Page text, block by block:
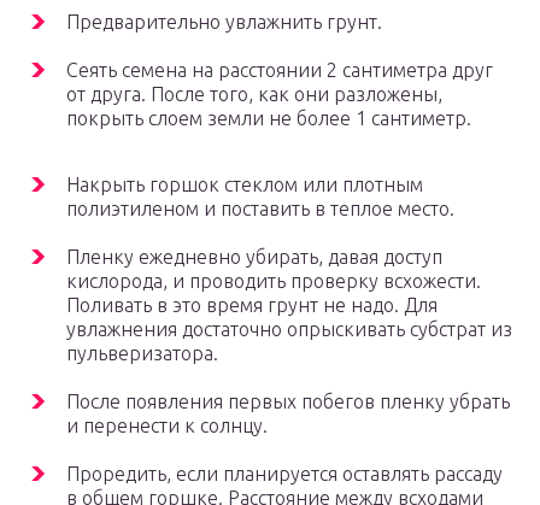
Предварительно увлажнить грунт.
Сеять семена на расстоянии 2 сантиметра друг
от друга. После того, как они разложены,
покрыть слоем земли не более 1 сантиметр.
Накрыть горшок стеклом или плотным
полиэтиленом и поставить в теплое место.
Пленку ежедневно убирать, давая доступ
кислорода, и проводить проверку всхожести.
Поливать в это время грунт не надо. Для
увлажнения достаточно опрыскивать субстрат из
пульверизатора.
После появления первых побегов пленку убрать
и перенести к солнцу.
Проредить, если планируется оставлять рассаду
в общем горшке. Расстояние между всходами